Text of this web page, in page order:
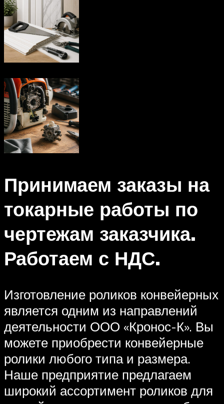
Принимаем заказы на
токарные работы по
чертежам заказчика.
Работаем с НДС.
Изготовление роликов конвейерных
является одним из направлений
деятельности ООО «Кронос-К». Вы
можете приобрести конвейерные
ролики любого типа и размера.
Наше предприятие предлагаем
широкий ассортимент роликов для